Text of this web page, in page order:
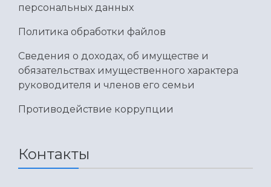
персональных данных
Политика обработки файлов
Сведения о доходах, об имуществе и
обязательствах имущественного характера
руководителя и членов его семьи
Противодействие коррупции
Контакты